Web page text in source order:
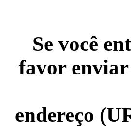
Se você
favor
endereço